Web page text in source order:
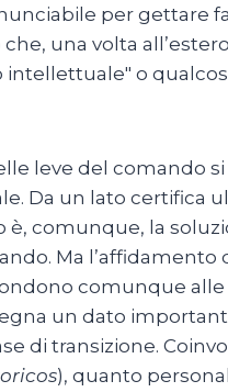
per gettare
una volta
o
leve del comando si
Da un lato certifica
è, comunque, la
Ma l’affidamento
comunque
un dato
di transizione.
), quanto